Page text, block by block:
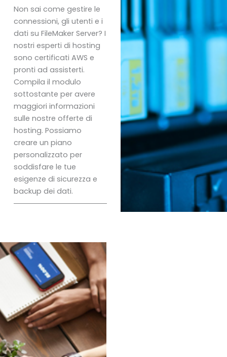
Non sai come gestire le
connessioni, gli utenti e i
dati su FileMaker Server? I
nostri esperti di hosting
sono certificati AWS e
pronti ad assisterti.
Compila il modulo
sottostante per avere
maggiori informazioni
sulle nostre offerte di
hosting. Possiamo
creare un piano
personalizzato per
soddisfare le tue
esigenze di sicurezza e
backup dei dati.